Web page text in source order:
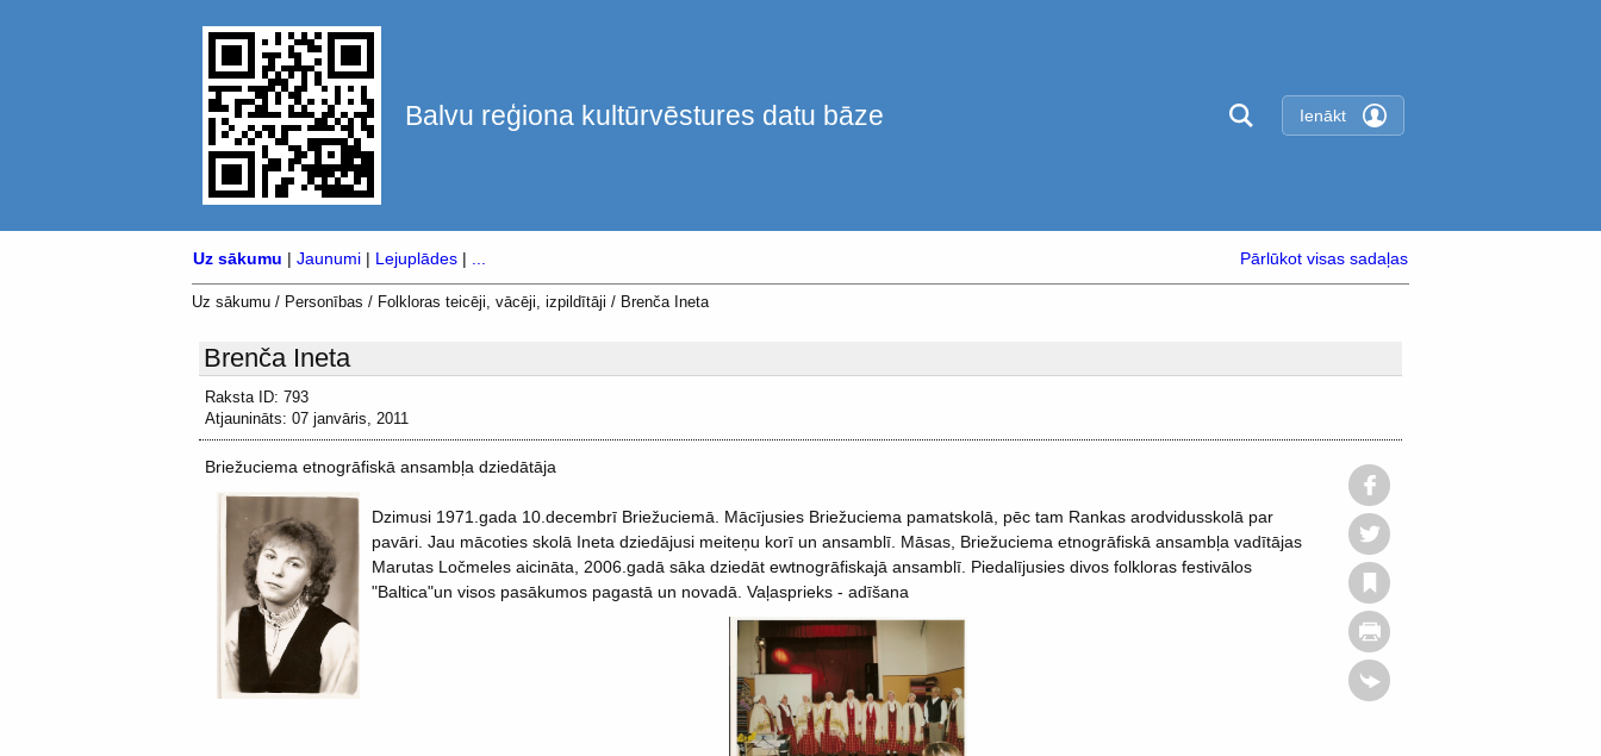
Balvu reģiona kultūrvēstures datu bāze Ienākt
Uz sākumu | Jaunumi | Lejuplādes | Pārlūkot visas sadaļas
Uz sākumu / Personības / Folkloras teicēji, vācēji, izpildītāji / Brenča Ineta
Brenča Ineta
Raksta ID: 793
Atjaunināts: 07 janvāris, 2011
Briežuciema etnogrāfiskā ansambļa dziedātāja
Dzimusi 1971.gada 10.decembrī Briežuciemā. Mācījusies Briežuciema pamatskolā, pēc tam Rankas arodvidusskolā par
pavāri. Jau mācoties skolā Ineta dziedājusi meiteņu korī un ansamblī. Māsas, Briežuciema etnogrāfiskā ansambļa vadītājas
Marutas Ločmeles aicināta, 2006.gadā sāka dziedāt ewtnogrāfiskajā ansamblī. Piedalījusies divos folkloras festivālos
"Baltica"un visos pasākumos pagastā un novadā. Vaļasprieks - adīšana